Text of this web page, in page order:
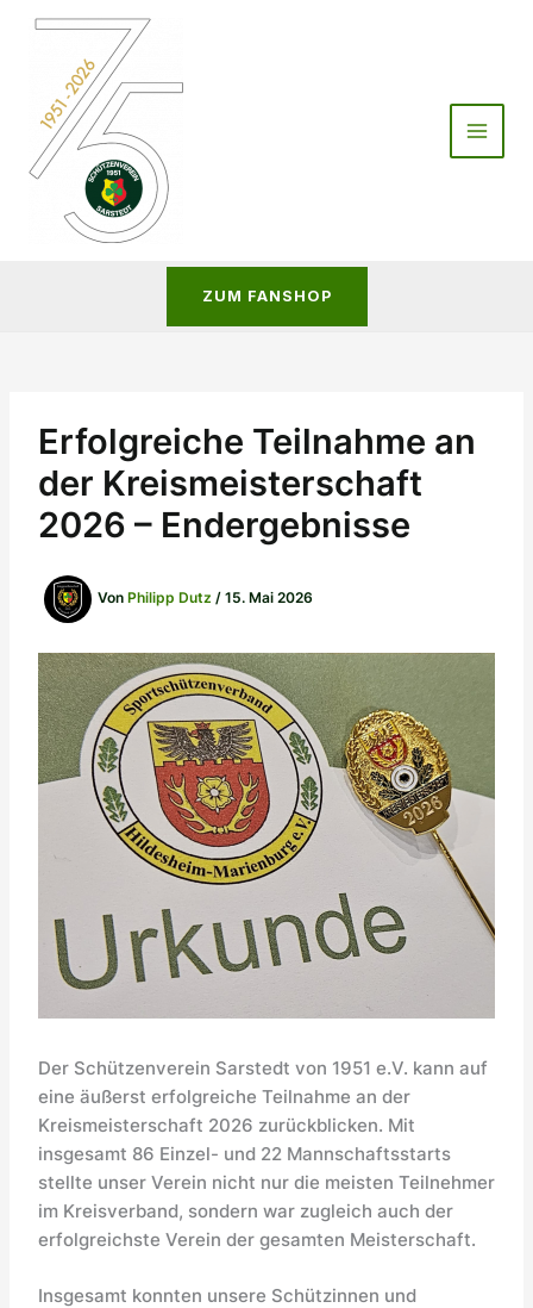
Zum
springen
ZUM FANSHOP
Erfolgreiche Teilnahme an
der Kreismeisterschaft
2026 – Endergebnisse
Von Philipp Dutz / 15. Mai 2026
Der Schützenverein Sarstedt von 1951 e.V. kann auf
eine äußerst erfolgreiche Teilnahme an der
Kreismeisterschaft 2026 zurückblicken. Mit
insgesamt 86 Einzel- und 22 Mannschaftsstarts
stellte unser Verein nicht nur die meisten Teilnehmer
im Kreisverband, sondern war zugleich auch der
erfolgreichste Verein der gesamten Meisterschaft.
Insgesamt konnten unsere Schützinnen und